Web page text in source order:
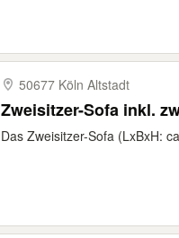
50677 Köln Altstadt
Zweisitzer-Sofa inkl.
Das Zweisitzer-Sofa (LxBxH: